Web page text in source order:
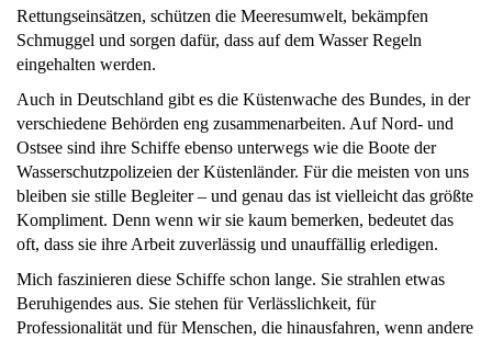
Rettungseinsätzen, schützen die Meeresumwelt, bekämpfen
Schmuggel und sorgen dafür, dass auf dem Wasser Regeln
eingehalten werden.
Auch in Deutschland gibt es die Küstenwache des Bundes, in der
verschiedene Behörden eng zusammenarbeiten. Auf Nord- und
Ostsee sind ihre Schiffe ebenso unterwegs wie die Boote der
Wasserschutzpolizeien der Küstenländer. Für die meisten von uns
bleiben sie stille Begleiter – und genau das ist vielleicht das größte
Kompliment. Denn wenn wir sie kaum bemerken, bedeutet das
oft, dass sie ihre Arbeit zuverlässig und unauffällig erledigen.
Mich faszinieren diese Schiffe schon lange. Sie strahlen etwas
Beruhigendes aus. Sie stehen für Verlässlichkeit, für
Professionalität und für Menschen, die hinausfahren, wenn andere